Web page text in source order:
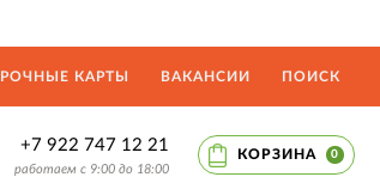
КАРТЫ ВАКАНСИИ ПОИСК
+7 922 747 12 21
работаем с 9:00 до 18:00
КОРЗИНА 0